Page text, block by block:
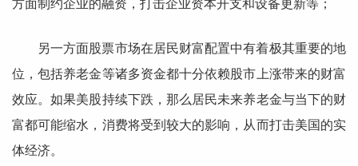
方面制约企业的融资，打击企业资本开支和设备更新等；
另一方面股票市场在居民财富配置中有着极其重要的地
位，包括养老金等诸多资金都十分依赖股市上涨带来的财富
效应。如果美股持续下跌，那么居民未来养老金与当下的财
富都可能缩水，消费将受到较大的影响，从而打击美国的实
体经济。